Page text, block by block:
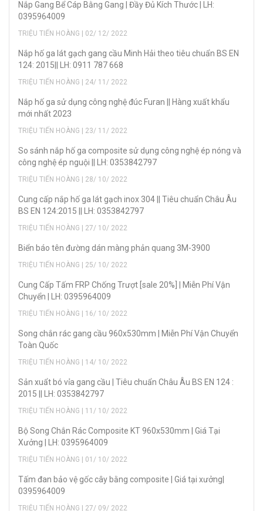
Nắp Gang Bể Cáp Bằng Gang | Đầy Đủ Kích Thước | LH:
0395964009
TRIỆU TIẾN HOÀNG | 02/ 12/ 2022
Nắp hố ga lát gạch gang cầu Minh Hải theo tiêu chuẩn BS EN
124: 2015|| LH: 0911 787 668
TRIỆU TIẾN HOÀNG | 24/ 11/ 2022
Nắp hố ga sử dụng công nghệ đúc Furan || Hàng xuất khẩu
mới nhất 2023
TRIỆU TIẾN HOÀNG | 23/ 11/ 2022
So sánh nắp hố ga composite sử dụng công nghệ ép nóng và
công nghệ ép nguội || LH: 0353842797
TRIỆU TIẾN HOÀNG | 28/ 10/ 2022
Cung cấp nắp hố ga lát gạch inox 304 || Tiêu chuẩn Châu Âu
BS EN 124:2015 || LH: 0353842797
TRIỆU TIẾN HOÀNG | 27/ 10/ 2022
Biển báo tên đường dán màng phản quang 3M-3900
TRIỆU TIẾN HOÀNG | 25/ 10/ 2022
Cung Cấp Tấm FRP Chống Trượt [sale 20%] | Miễn Phí Vận
Chuyển | LH: 0395964009
TRIỆU TIẾN HOÀNG | 16/ 10/ 2022
Song chắn rác gang cầu 960x530mm | Miễn Phí Vận Chuyển
Toàn Quốc
TRIỆU TIẾN HOÀNG | 14/ 10/ 2022
Sản xuẩt bó vỉa gang cầu | Tiêu chuẩn Châu Âu BS EN 124 :
2015 || LH: 0353842797
TRIỆU TIẾN HOÀNG | 11/ 10/ 2022
Bộ Song Chắn Rác Composite KT 960x530mm | Giá Tại
Xưởng | LH: 0395964009
TRIỆU TIẾN HOÀNG | 01/ 10/ 2022
Tấm đan bảo vệ gốc cây bằng composite | Giá tại xưởng|
0395964009
TRIỆU TIẾN HOÀNG | 27/ 09/ 2022